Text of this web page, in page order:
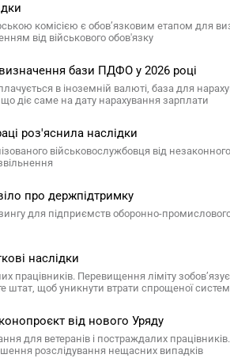
комісією є обов’язковим етапом для
від військового обов'язку
бази ПДФО у 2026 році
в іноземній валюті, база для
діє саме на дату нарахування зарплати
роз'яснила наслідки
військовослужбовця від
про держпідтримку
для підприємств оборонно-
наслідки
Перевищення ліміту
штат, щоб уникнути втрати спрощеної
від нового Уряду
для ветеранів і постраждалих
розслідування нещасних випадків